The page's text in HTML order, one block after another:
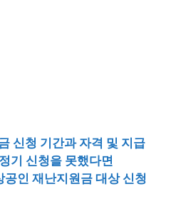
신청 기간과 자격 및 지급
기 신청을 못했다면
공인 재난지원금 대상 신청